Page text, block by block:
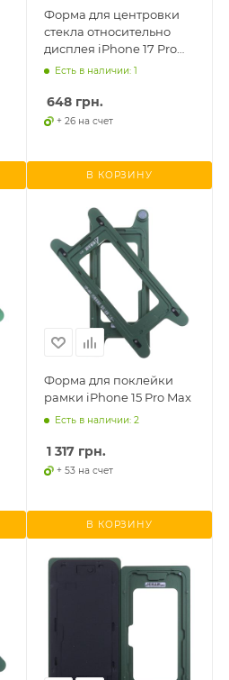
Форма для центровки
стекла относительно
дисплея iPhone 17 Pro
MaxЕсть в наличии: 1
648 грн.
+ 26 на счет
В КОРЗИНУ
Форма для поклейки
рамки iPhone 15 Pro Max
Есть в наличии: 2
1 317 грн.
+ 53 на счет
В КОРЗИНУ